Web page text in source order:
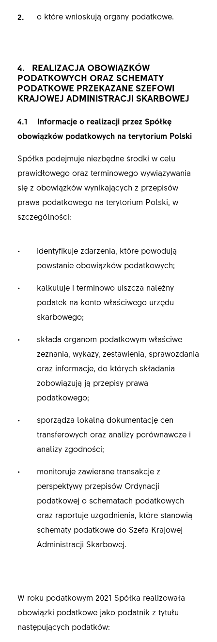
o które wnioskują organy podatkowe.
4. REALIZACJA OBOWIĄZKÓW
PODATKOWYCH ORAZ SCHEMATY
PODATKOWE PRZEKAZANE SZEFOWI
KRAJOWEJ ADMINISTRACJI SKARBOWEJ
4.1 Informacje o realizacji przez Spółkę
obowiązków podatkowych na terytorium Polski
Spółka podejmuje niezbędne środki w celu
prawidłowego oraz terminowego wywiązywania
się z obowiązków wynikających z przepisów
prawa podatkowego na terytorium Polski, w
szczególności:
identyfikuje zdarzenia, które powodują
powstanie obowiązków podatkowych;
kalkuluje i terminowo uiszcza należny
podatek na konto właściwego urzędu
skarbowego;
składa organom podatkowym właściwe
zeznania, wykazy, zestawienia, sprawozdania
oraz informacje, do których składania
zobowiązują ją przepisy prawa
podatkowego;
sporządza lokalną dokumentację cen
transferowych oraz analizy porównawcze i
analizy zgodności;
monitoruje zawierane transakcje z
perspektywy przepisów Ordynacji
podatkowej o schematach podatkowych
oraz raportuje uzgodnienia, które stanowią
schematy podatkowe do Szefa Krajowej
Administracji Skarbowej.
W roku podatkowym 2021 Spółka realizowała
obowiązki podatkowe jako podatnik z tytułu
następujących podatków: